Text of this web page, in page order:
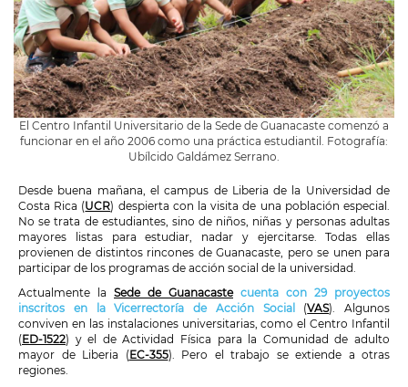
El Centro Infantil Universitario de la Sede de Guanacaste comenzó a
funcionar en el año 2006 como una práctica estudiantil. Fotografía:
Ubílcido Galdámez Serrano.
Desde buena mañana, el campus de Liberia de la Universidad de
Costa Rica (UCR) despierta con la visita de una población especial.
No se trata de estudiantes, sino de niños, niñas y personas adultas
mayores listas para estudiar, nadar y ejercitarse. Todas ellas
provienen de distintos rincones de Guanacaste, pero se unen para
participar de los programas de acción social de la universidad.
Actualmente la Sede de Guanacastecuenta con 29 proyectos
inscritos en la Vicerrectoría de Acción Social
(VAS). Algunos
conviven en las instalaciones universitarias, como el Centro Infantil
(ED-1522) y el de Actividad Física para la Comunidad de adulto
mayor de Liberia (EC-355). Pero el trabajo se extiende a otras
regiones.